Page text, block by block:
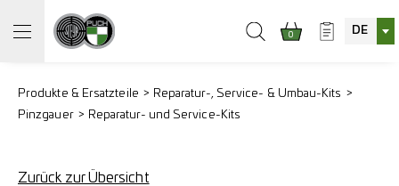
0 DE
Produkte & Ersatzteile
Reparatur-, Service- & Umbau-Kits
Pinzgauer
Reparatur- und Service-Kits
Zurück zur Übersicht